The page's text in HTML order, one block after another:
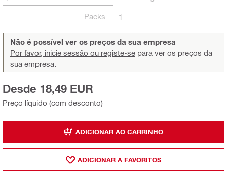
Packs 1
Não é possível ver os preços da sua empresa
Por favor, inicie sessão ou registe-se para ver os preços da
sua empresa.
Preço líquido (com desconto)
Desde 18,49 EUR
ADICIONAR AO CARRINHO
ADICIONAR A FAVORITOS